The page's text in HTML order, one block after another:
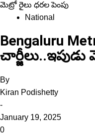
మెట్రో రైలు ధరల పెంపు
National
Bengaluru
చార్జీలు..ఇపుడు
By
Kiran Podishetty
-
January 19, 2025
0